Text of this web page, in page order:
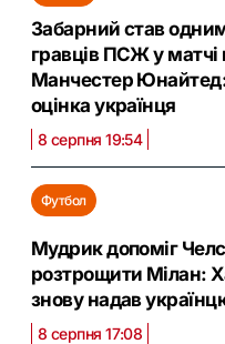
Забарний став
гравців ПСЖ у матчі
Манчестер
оцінка українця
8 серпня 19:54
Футбол
Мудрик допоміг
розтрощити Мілан:
знову надав
8 серпня 17:08